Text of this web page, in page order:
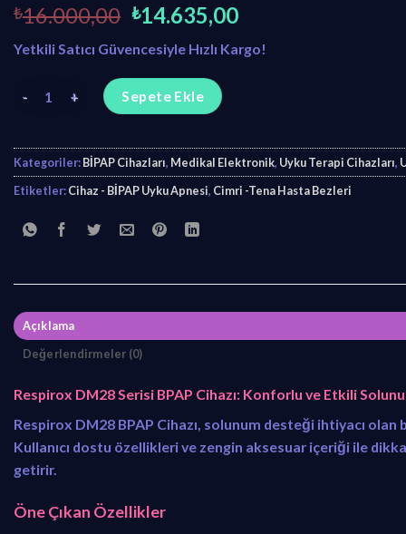
₺16.000,00 O
i
j
i
n
l
f
i
y
a
:
₺
6
.
0
0
,
.
₺14.635,00Ş
a
i
f
i
:
₺
4
6
5
,
Yetkili Satıcı Güvencesiyle Hızlı Kargo!
Respirox DM28 Serisi BPAP Cihazı adet
Sepete Ekle
Kategoriler:BİPAP Cihazları, Medikal Elektronik, Uyku Terapi Cihazları,
Etiketler:Cihaz - BİPAP Uyku Apnesi, Cimri -Tena Hasta Bezleri
Açıklama
Değerlendirmeler (0)
Respirox DM28 Serisi BPAP Cihazı: Konforlu ve Etkili
Respirox DM28 BPAP Cihazı , solunum desteği ihtiyacı
Kullanıcı dostu özellikleri ve zengin aksesuar içeriği ile
getirir.
Öne Çıkan Özellikler